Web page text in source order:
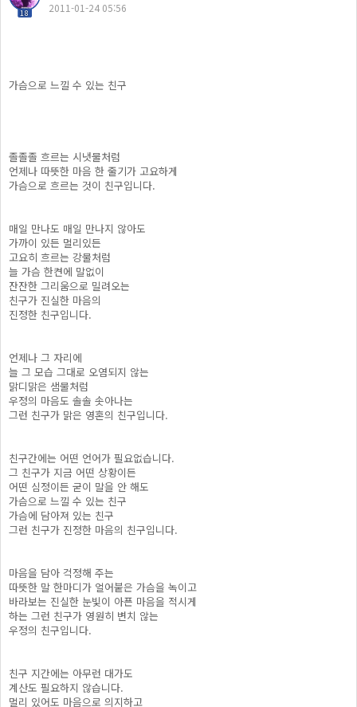
18 2011-01-24 05:56
가슴으로 느낄 수 있는 친구
졸졸졸 흐르는 시냇물처럼
언제나 따뜻한 마음 한 줄기가 고요하게
가슴으로 흐르는 것이 친구입니다.
매일 만나도 매일 만나지 않아도
가까이 있든 멀리있든
고요히 흐르는 강물처럼
늘 가슴 한켠에 말없이
잔잔한 그리움으로 밀려오는
친구가 진실한 마음의
진정한 친구입니다.
언제나 그 자리에
늘 그 모습 그대로 오염되지 않는
맑디맑은 샘물처럼
우정의 마음도 솔솔 솟아나는
그런 친구가 맑은 영혼의 친구입니다.
친구간에는 어떤 언어가 필요없습니다.
그 친구가 지금 어떤 상황이든
어떤 심정이든 굳이 말을 안 해도
가슴으로 느낄 수 있는 친구
가슴에 담아져 있는 친구
그런 친구가 진정한 마음의 친구입니다.
마음을 담아 걱정해 주는
따뜻한 말 한마디가 얼어붙은 가슴을 녹이고
바라보는 진실한 눈빛이 아픈 마음을 적시게
하는 그런 친구가 영원히 변치 않는
우정의 친구입니다.
친구 지간에는 아무런 대가도
계산도 필요하지 않습니다.
멀리 있어도 마음으로 의지하고